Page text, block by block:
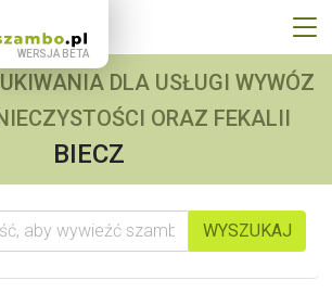
DLA USŁUGI WYWÓZ
ORAZ FEKALII
BIECZ
szambo
WYSZUKAJ